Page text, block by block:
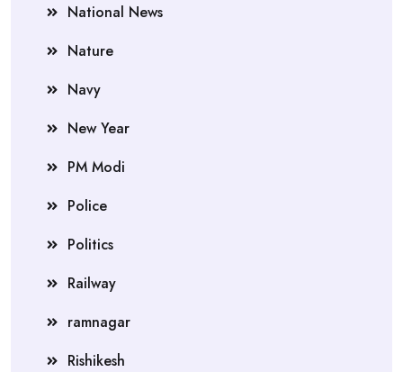
National News
Nature
Navy
New Year
PM Modi
Police
Politics
Railway
ramnagar
Rishikesh